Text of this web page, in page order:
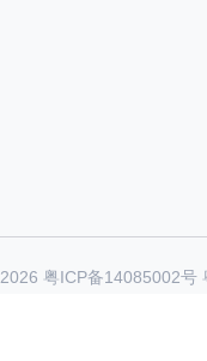
2026 粤ICP备14085002号